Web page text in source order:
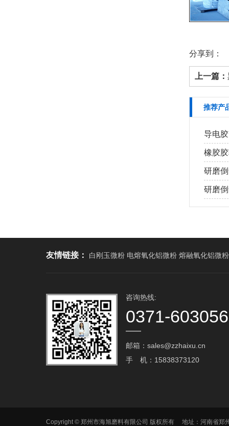
分享到：
上一篇：
推荐产
导电
橡胶
研磨
研磨
友情链接： 白刚玉微粉 电熔氧化铝微粉 熔融氧化铝微粉
咨询热线:
0371-
邮箱：sales@zzhaixu.cn
手 机：15838373120
Copyright © 郑州市海旭磨料有限公司 版权所有 地址：河南省